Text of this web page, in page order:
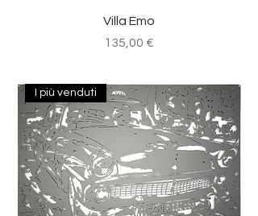
Villa Emo
Prezzo
135,00 €
I più venduti